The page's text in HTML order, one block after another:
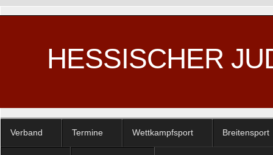
HESSISCHER
Verband Termine Wettkampfsport Breitensport